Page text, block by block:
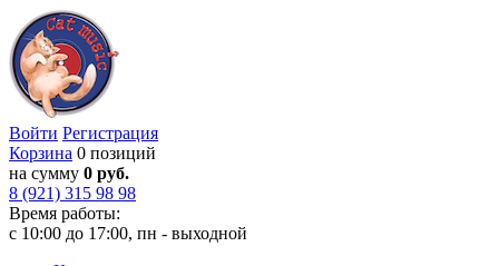
Войти Регистрация
Корзина 0 позиций
на сумму 0 руб.
8 (921) 315 98 98
Время работы:
с 10:00 до 17:00, пн - выходной